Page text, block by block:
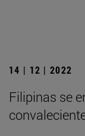
14 | 12 | 2022
Filipinas se